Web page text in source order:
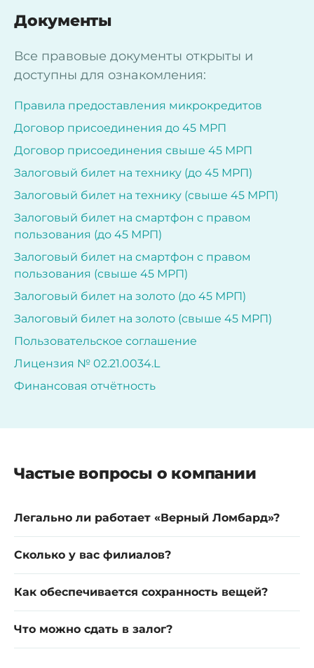
Документы
Все правовые документы открыты и
доступны для ознакомления:
Правила предоставления микрокредитов
Договор присоединения до 45 МРП
Договор присоединения свыше 45 МРП
Залоговый билет на технику (до 45 МРП)
Залоговый билет на технику (свыше 45 МРП)
Залоговый билет на смартфон с правом
пользования (до 45 МРП)
Залоговый билет на смартфон с правом
пользования (свыше 45 МРП)
Залоговый билет на золото (до 45 МРП)
Залоговый билет на золото (свыше 45 МРП)
Пользовательское соглашение
Лицензия № 02.21.0034.L
Финансовая отчётность
Частые вопросы о компании
Легально ли работает «Верный Ломбард»?
Сколько у вас филиалов?
Как обеспечивается сохранность вещей?
Что можно сдать в залог?